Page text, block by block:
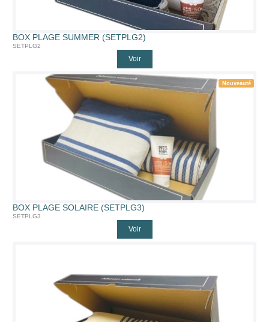
BOX PLAGE SUMMER (SETPLG2)
SETPLG2
Voir
Nouveauté
BOX PLAGE SOLAIRE (SETPLG3)
SETPLG3
Voir